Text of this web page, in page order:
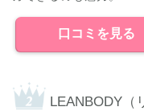
口コミを見る
LEANBODY（